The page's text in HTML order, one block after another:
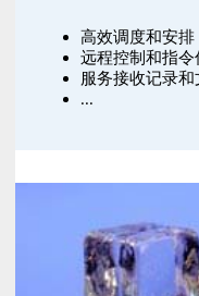
高效调度和安排
远程控制和指令
服务接收记录
...